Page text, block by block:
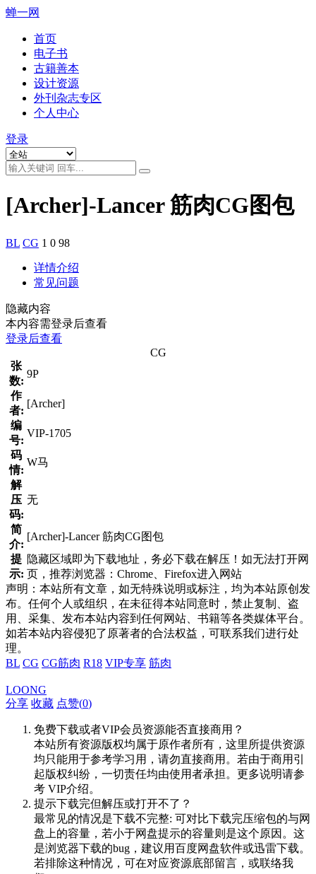
蝉一网
首页
电子书
古籍善本
设计资源
外刊杂志专区
个人中心
登录
[Archer]-Lancer 筋肉CG图包
BL CG 1 0 98
详情介绍
常见问题
隐藏内容
本内容需登录后查看
登录后查看
CG
张
数:
9P
作
者:
[Archer]
编
号:
VIP-1705
码
情:
W马
解
压
码:
无
简
介:
[Archer]-Lancer 筋肉CG图包
提
示:
隐藏区域即为下载地址，务必下载在解压！如无法打开网
页，推荐浏览器：Chrome、Firefox进入网站
声明：本站所有文章，如无特殊说明或标注，均为本站原创发
布。任何个人或组织，在未征得本站同意时，禁止复制、盗
用、采集、发布本站内容到任何网站、书籍等各类媒体平台。
如若本站内容侵犯了原著者的合法权益，可联系我们进行处
理。
BL CG CG筋肉 R18 VIP专享 筋肉
LOONG
分享 收藏 点赞(0)
免费下载或者VIP会员资源能否直接商用？
本站所有资源版权均属于原作者所有，这里所提供资源
均只能用于参考学习用，请勿直接商用。若由于商用引
起版权纠纷，一切责任均由使用者承担。更多说明请参
考 VIP介绍。
提示下载完但解压或打开不了？
最常见的情况是下载不完整: 可对比下载完压缩包的与网
盘上的容量，若小于网盘提示的容量则是这个原因。这
是浏览器下载的bug，建议用百度网盘软件或迅雷下载。
若排除这种情况，可在对应资源底部留言，或联络我